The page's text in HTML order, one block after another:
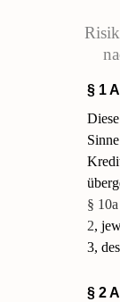
§ 1
§
2,
3,
§ 2